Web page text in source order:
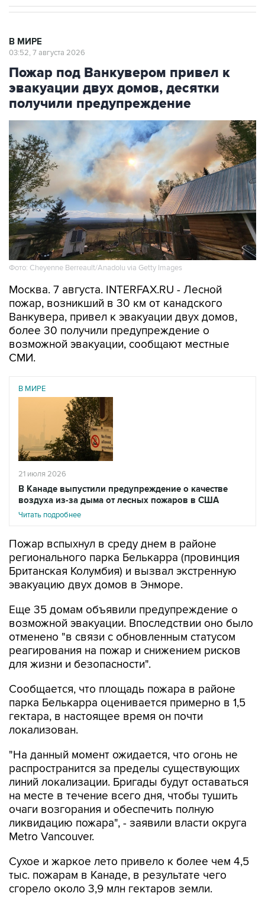
В МИРЕ
03:52, 7 августа 2026
Пожар под Ванкувером привел к
эвакуации двух домов, десятки
получили предупреждение
Фото: Cheyenne Berreault/Anadolu via Getty Images
Москва. 7 августа. INTERFAX.RU - Лесной
пожар, возникший в 30 км от канадского
Ванкувера, привел к эвакуации двух домов,
более 30 получили предупреждение о
возможной эвакуации, сообщают местные
СМИ.
В МИРЕ
21 июля 2026
В Канаде выпустили предупреждение о качестве
воздуха из-за дыма от лесных пожаров в США
Читать подробнее
Пожар вспыхнул в среду днем в районе
регионального парка Белькарра (провинция
Британская Колумбия) и вызвал экстренную
эвакуацию двух домов в Энморе.
Еще 35 домам объявили предупреждение о
возможной эвакуации. Впоследствии оно было
отменено "в связи с обновленным статусом
реагирования на пожар и снижением рисков
для жизни и безопасности".
Сообщается, что площадь пожара в районе
парка Белькарра оценивается примерно в 1,5
гектара, в настоящее время он почти
локализован.
"На данный момент ожидается, что огонь не
распространится за пределы существующих
линий локализации. Бригады будут оставаться
на месте в течение всего дня, чтобы тушить
очаги возгорания и обеспечить полную
ликвидацию пожара", - заявили власти округа
Metro Vancouver.
Сухое и жаркое лето привело к более чем 4,5
тыс. пожарам в Канаде, в результате чего
сгорело около 3,9 млн гектаров земли.